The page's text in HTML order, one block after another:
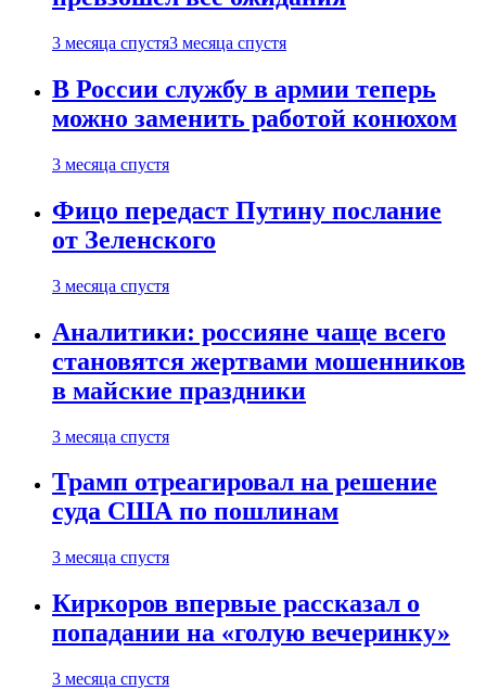
3 месяца спустя3 месяца спустя
В России службу в армии теперь
можно заменить работой конюхом
3 месяца спустя
Фицо передаст Путину послание
от Зеленского
3 месяца спустя
Аналитики: россияне чаще всего
становятся жертвами мошенников
в майские праздники
3 месяца спустя
Трамп отреагировал на решение
суда США по пошлинам
3 месяца спустя
Киркоров впервые рассказал о
попадании на «голую вечеринку»
3 месяца спустя